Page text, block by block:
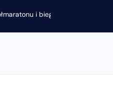
i biegu na 5 km